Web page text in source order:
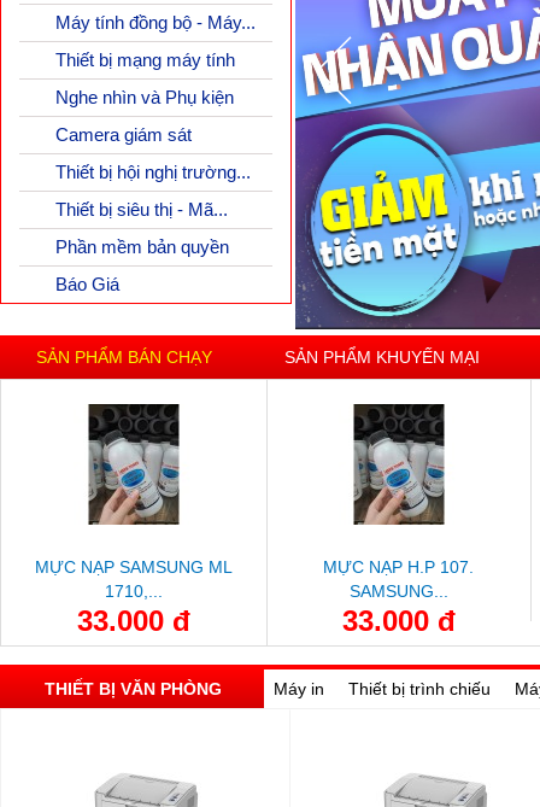
Máy tính đồng bộ - Máy...
Thiết bị mạng máy tính
Nghe nhìn và Phụ kiện
Camera giám sát
Thiết bị hội nghị trường...
Thiết bị siêu thị - Mã...
Phần mềm bản quyền
Báo Giá
SẢN PHẨM BÁN CHẠY SẢN PHẨM KHUYẾN MẠI
MỰC NẠP SAMSUNG ML
1710,...
33.000 đ
MỰC NẠP H.P 107.
SAMSUNG...
33.000 đ
THIẾT BỊ VĂN PHÒNG Máy in Thiết bị trình chiếu